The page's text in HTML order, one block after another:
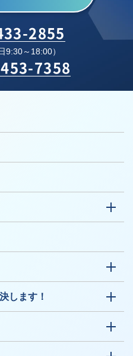
2855
9:30～18:00）
7358
します！